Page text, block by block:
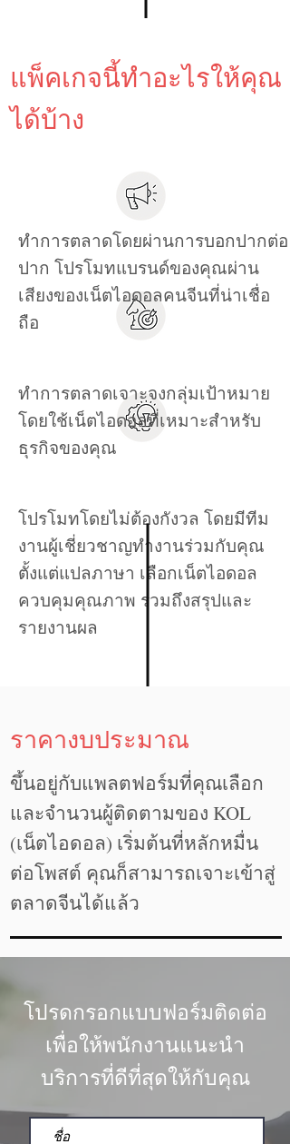
แพ็คเกจนี้ทำอะไรให้คุณ
ได้บ้าง
ทำการตลาดโดยผ่านการบอกปากต่อ
ปาก โปรโมทแบรนด์ของคุณผ่าน
เสียงของเน็ตไอดอลคนจีนที่น่าเชื่อ
ถือ
ทำการตลาดเจาะจงกลุ่มเป้าหมาย
โดยใช้เน็ตไอดอลที่เหมาะสำหรับ
ธุรกิจของคุณ
โปรโมทโดยไม่ต้องกังวล โดยมีทีม
งานผู้เชี่ยวชาญทำงานร่วมกับคุณ
ตั้งแต่แปลภาษา เลือกเน็ตไอดอล
ควบคุมคุณภาพ รวมถึงสรุปและ
รายงานผล
ราคางบประมาณ
ขึ้นอยู่กับแพลตฟอร์มที่คุณเลือก
และจำนวนผู้ติดตามของ KOL
(เน็ตไอดอล) เริ่มต้นที่หลักหมื่น
ต่อโพสต์ คุณก็สามารถเจาะเข้าสู่
ตลาดจีนได้แล้ว
โปรดกรอกแบบฟอร์มติดต่อ
เพื่อให้พนักงานแนะนำ
บริการที่ดีที่สุดให้กับคุณ